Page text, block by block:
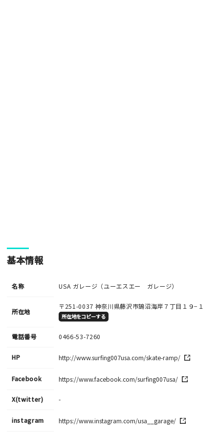
基本情報
名称 USA ガレージ（ユーエスエー ガレージ）
所在地
〒251-0037 神奈川県藤沢市鵠沼海岸７丁目１９−１
所在地をコピーする
電話番号 0466-53-7260
HP http://www.surfing007usa.com/skate-ramp/
Facebook https://www.facebook.com/surfing007usa/
X(twitter) -
instagram https://www.instagram.com/usa__garage/